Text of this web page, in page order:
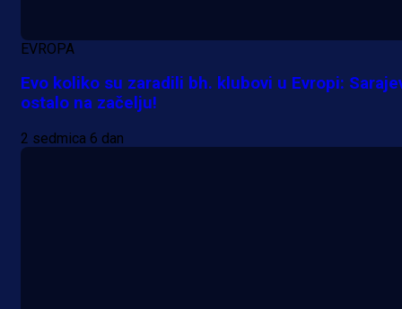
EVROPA
Evo koliko su zaradili bh. klubovi u Evropi:
ostalo na začelju!
2 sedmica 6 dan